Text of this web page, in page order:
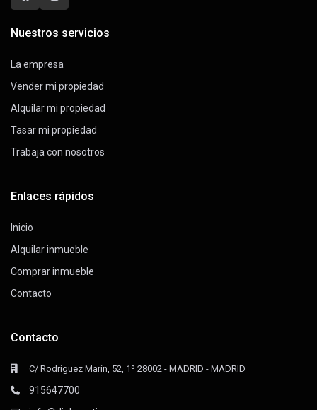
Nuestros servicios
La empresa
Vender mi propiedad
Alquilar mi propiedad
Tasar mi propiedad
Trabaja con nosotros
Enlaces rápidos
Inicio
Alquilar inmueble
Comprar inmueble
Contacto
Contacto
C/ Rodríguez Marín, 52, 1º 28002 - MADRID - MADRID
915647700